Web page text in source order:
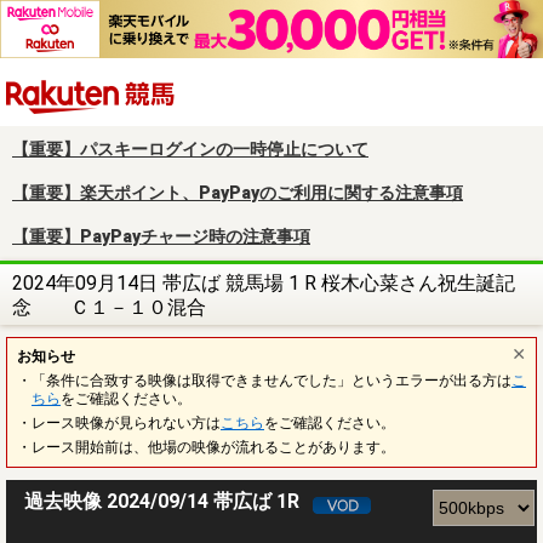
【重要】パスキーログインの一時停止について
【重要】楽天ポイント、PayPayのご利用に関する注意事項
【重要】PayPayチャージ時の注意事項
2024年09月14日 帯広ば 競馬場 1 R 桜木心菜さん祝生誕記
念 Ｃ１－１０混合
お知らせ
・「条件に合致する映像は取得できませんでした」というエラーが出る方は こ
ちら をご確認ください。
・レース映像が見られない方は こちら をご確認ください。
・レース開始前は、他場の映像が流れることがあります。
過去映像 2024/09/14 帯広ば 1R